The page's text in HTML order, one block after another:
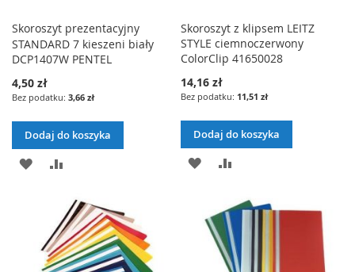
Skoroszyt prezentacyjny
STANDARD 7 kieszeni biały
DCP1407W PENTEL
4,50 zł
3,66 zł
Dodaj do koszyka
DODAJ
LISTY
ŻYCZEŃ
Skoroszyt z klipsem LEITZ
STYLE ciemnoczerwony
ColorClip 41650028
14,16 zł
11,51 zł
Dodaj do koszyka
DODAJ
LISTY
ŻYCZEŃ